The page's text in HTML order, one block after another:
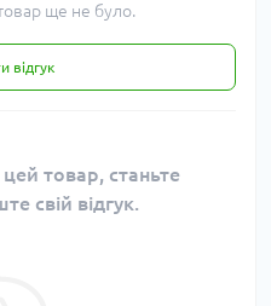
ще не було.
відгук
товар, станьте
свій відгук.